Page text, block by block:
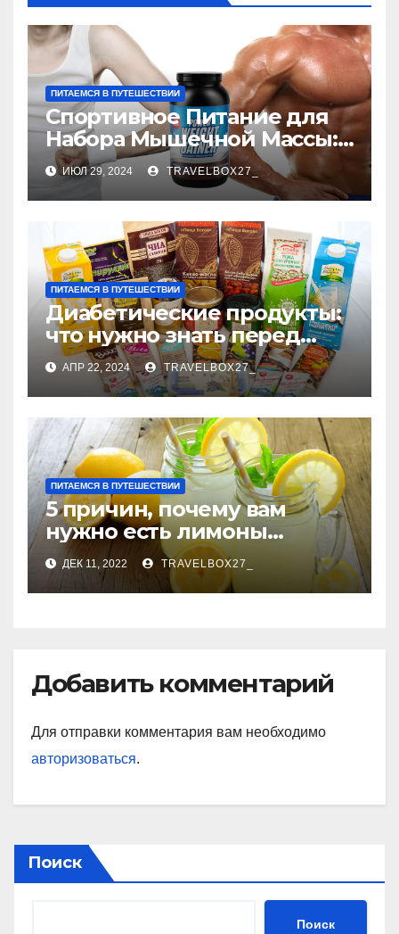
ПИТАЕМСЯ В ПУТЕШЕСТВИИ
Спортивное Питание для
Набора Мышечной Массы:
Ключ к Эффективному
Росту Мышц
ИЮЛ 29, 2024 TRAVELBOX27_
ПИТАЕМСЯ В ПУТЕШЕСТВИИ
Диабетические продукты:
что нужно знать перед
покупкой
АПР 22, 2024 TRAVELBOX27_
ПИТАЕМСЯ В ПУТЕШЕСТВИИ
5 причин, почему вам
нужно есть лимоны
каждый день
ДЕК 11, 2022 TRAVELBOX27_
Добавить комментарий
Для отправки комментария вам необходимо
авторизоваться.
Поиск
Поиск